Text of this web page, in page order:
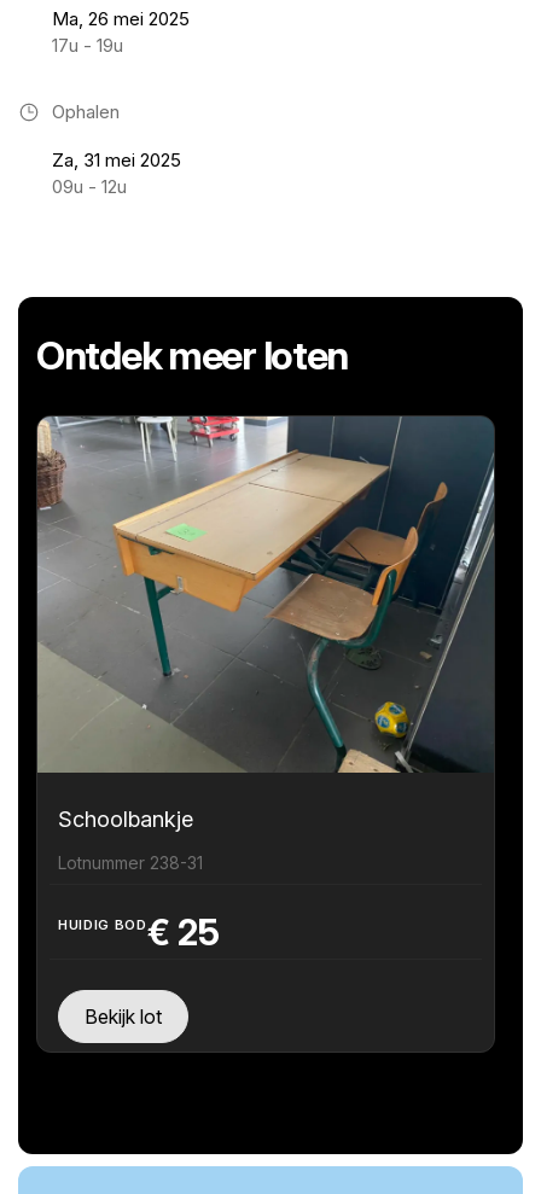
Ma, 26 mei 2025
17u - 19u
Ophalen
Za, 31 mei 2025
09u - 12u
Ontdek meer loten
Schoolbankje
Lotnummer 238-31
HUIDIG BOD€ 25
Bekijk lot